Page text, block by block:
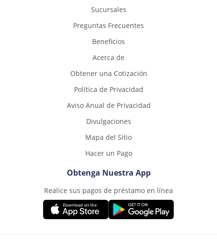
Sucursales
Preguntas Frecuentes
Beneficios
Acerca de
Obtener una Cotización
Política de Privacidad
Aviso Anual de Privacidad
Divulgaciones
Mapa del Sitio
Hacer un Pago
Obtenga Nuestra App
Realice sus pagos de préstamo en línea